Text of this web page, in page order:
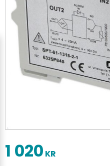
1 020 KR